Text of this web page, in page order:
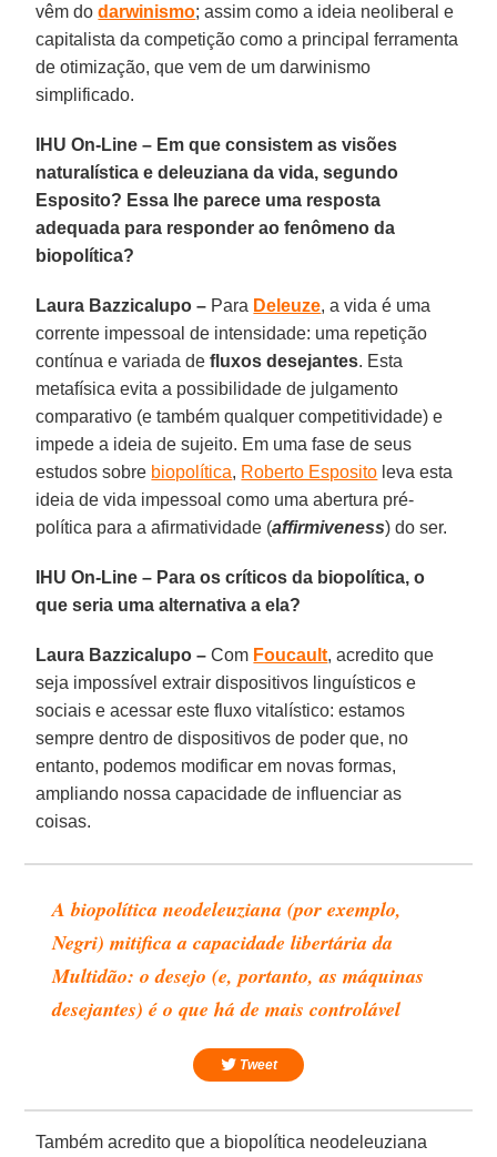
vêm dodarwinismo; assim como a ideia neoliberal e
capitalista da competição como a principal ferramenta
de otimização, que vem de um darwinismo
simplificado.
IHU On-Line – Em que consistem as visões
naturalística e deleuziana da vida, segundo
Esposito? Essa lhe parece uma resposta
adequada para responder ao fenômeno da
biopolítica?
Laura Bazzicalupo – Para Deleuze, a vida é uma
corrente impessoal de intensidade: uma repetição
contínua e variada defluxos desejantes. Esta
metafísica evita a possibilidade de julgamento
comparativo (e também qualquer competitividade) e
impede a ideia de sujeito. Em uma fase de seus
estudos sobre biopolítica, Roberto Esposito leva esta
ideia de vida impessoal como uma abertura pré-
política para a afirmatividade (affirmiveness) do ser.
IHU On-Line – Para os críticos da biopolítica, o
que seria uma alternativa a ela?
Laura Bazzicalupo – Com Foucault, acredito que
seja impossível extrair dispositivos linguísticos e
sociais e acessar este fluxo vitalístico: estamos
sempre dentro de dispositivos de poder que, no
entanto, podemos modificar em novas formas,
ampliando nossa capacidade de influenciar as
coisas.
A biopolítica neodeleuziana (por exemplo,
Negri) mitifica a capacidade libertária da
Multidão: o desejo (e, portanto, as máquinas
desejantes) é o que há de mais controlável
Tweet
Também acredito que a biopolítica neodeleuziana